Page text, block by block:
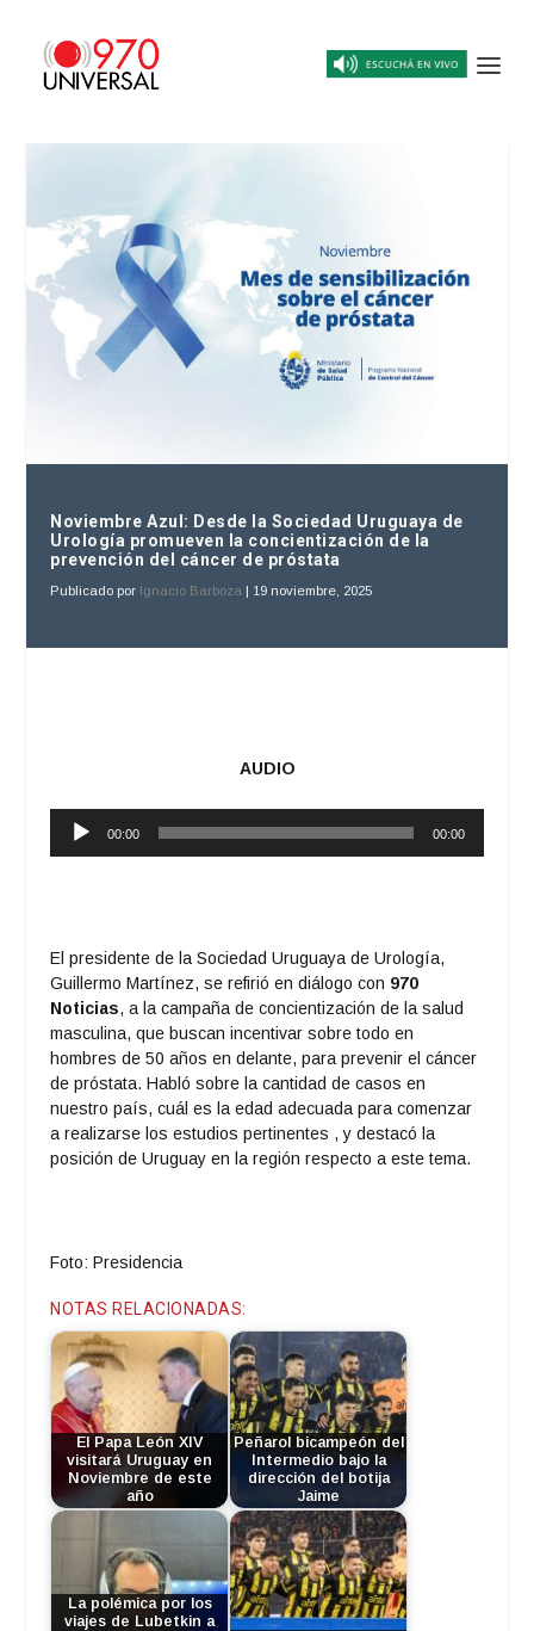
Noviembre Azul: Desde la Sociedad Uruguaya de
Urología promueven la concientización de la
prevención del cáncer de próstata
Publicado por Ignacio Barboza | 19 noviembre, 2025
AUDIO
Reproductor
00:00 00:00
El presidente de la Sociedad Uruguaya de Urología,
Guillermo Martínez, se refirió en diálogo con 970
Noticias, a la campaña de concientización de la salud
masculina, que buscan incentivar sobre todo en
hombres de 50 años en delante, para prevenir el cáncer
de próstata. Habló sobre la cantidad de casos en
nuestro país, cuál es la edad adecuada para comenzar
a realizarse los estudios pertinentes , y destacó la
posición de Uruguay en la región respecto a este tema.
Foto: Presidencia
NOTAS RELACIONADAS:
El Papa León XIV
visitará Uruguay en
Noviembre de este
año
Peñarol bicampeón del
Intermedio bajo la
dirección del botija
Jaime
La polémica por los
viajes de Lubetkin a